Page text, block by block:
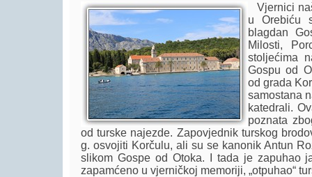
Vjernici
u Orebiću
blagdan
Milosti,
stoljećima
Gospu od
od grada
samostana
katedrali.
poznata
od turske najezde. Zapovjednik turskog
g. osvojiti Korčulu, ali su se kanonik Antun
slikom Gospe od Otoka. I tada je zapuhao
zapamćeno u vjerničkoj memoriji, „otpuhao“